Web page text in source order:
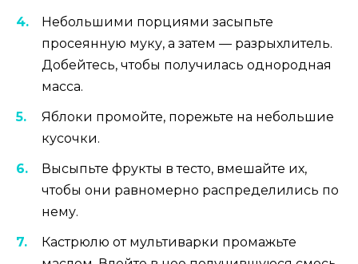
Небольшими порциями засыпьте
просеянную муку, а затем — разрыхлитель.
Добейтесь, чтобы получилась однородная
масса.
Яблоки промойте, порежьте на небольшие
кусочки.
Высыпьте фрукты в тесто, вмешайте их,
чтобы они равномерно распределились по
нему.
Кастрюлю от мультиварки промажьте